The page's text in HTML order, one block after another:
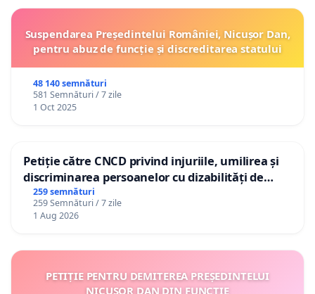
Suspendarea Președintelui României, Nicușor Dan,
pentru abuz de funcție și discreditarea statului
48 140 semnături
581 Semnături / 7 zile
1 Oct 2025
Petiție către CNCD privind injuriile, umilirea și
discriminarea persoanelor cu dizabilități de
către utilizatorul TikTok „Gorici”
259 semnături
259 Semnături / 7 zile
1 Aug 2026
PETIȚIE PENTRU DEMITEREA PREȘEDINTELUI
NICUȘOR DAN DIN FUNCȚIE